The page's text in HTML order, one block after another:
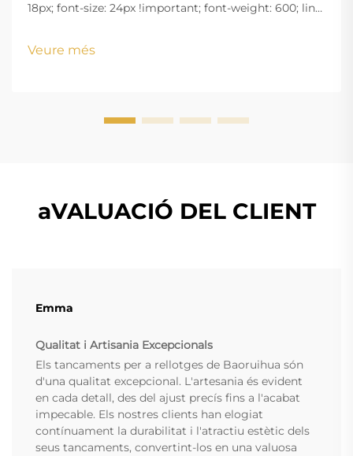
18px; font-size: 24px !important; font-weight: 600; line-
w...
Veure més
aVALUACIÓ DEL CLIENT
Emma
Qualitat i Artisania Excepcionals
Els tancaments per a rellotges de Baoruihua són
d'una qualitat excepcional. L'artesania és evident
en cada detall, des del ajust precís fins a l'acabat
impecable. Els nostres clients han elogiat
contínuament la durabilitat i l'atractiu estètic dels
seus tancaments, convertint-los en una valuosa